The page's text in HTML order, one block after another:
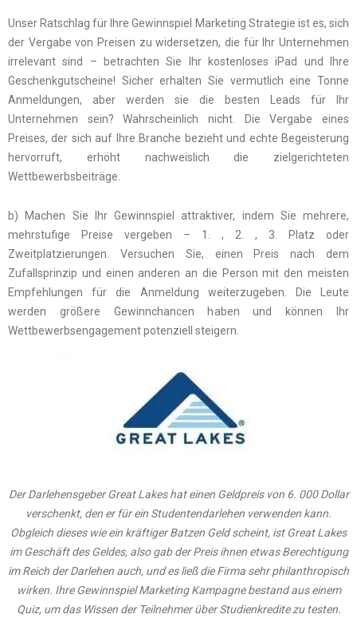
Unser Ratschlag für Ihre Gewinnspiel Marketing Strategie ist es, sich
der Vergabe von Preisen zu widersetzen, die für Ihr Unternehmen
irrelevant sind – betrachten Sie Ihr kostenloses iPad und Ihre
Geschenkgutscheine! Sicher erhalten Sie vermutlich eine Tonne
Anmeldungen, aber werden sie die besten Leads für Ihr
Unternehmen sein? Wahrscheinlich nicht. Die Vergabe eines
Preises, der sich auf Ihre Branche bezieht und echte Begeisterung
hervorruft, erhöht nachweislich die zielgerichteten
Wettbewerbsbeiträge.
b) Machen Sie Ihr Gewinnspiel attraktiver, indem Sie mehrere,
mehrstufige Preise vergeben – 1. , 2. , 3. Platz oder
Zweitplatzierungen. Versuchen Sie, einen Preis nach dem
Zufallsprinzip und einen anderen an die Person mit den meisten
Empfehlungen für die Anmeldung weiterzugeben. Die Leute
werden größere Gewinnchancen haben und können Ihr
Wettbewerbsengagement potenziell steigern.
Der Darlehensgeber Great Lakes hat einen Geldpreis von 6. 000 Dollar
verschenkt, den er für ein Studentendarlehen verwenden kann.
Obgleich dieses wie ein kräftiger Batzen Geld scheint, ist Great Lakes
im Geschäft des Geldes, also gab der Preis ihnen etwas Berechtigung
im Reich der Darlehen auch, und es ließ die Firma sehr philanthropisch
wirken. Ihre Gewinnspiel Marketing Kampagne bestand aus einem
Quiz, um das Wissen der Teilnehmer über Studienkredite zu testen.